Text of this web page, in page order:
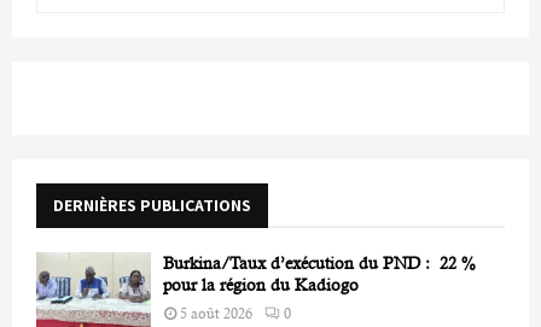
r
DERNIÈRES PUBLICATIONS
Burkina/Taux d’exécution du PND : 22 %
pour la région du Kadiogo
5 août 2026 0